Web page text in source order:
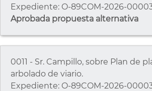
Expediente: O-89COM-2026-
Aprobada propuesta alternativa
0011 - Sr. Campillo, sobre Plan de
arbolado de viario.
Expediente: O-89COM-2026-